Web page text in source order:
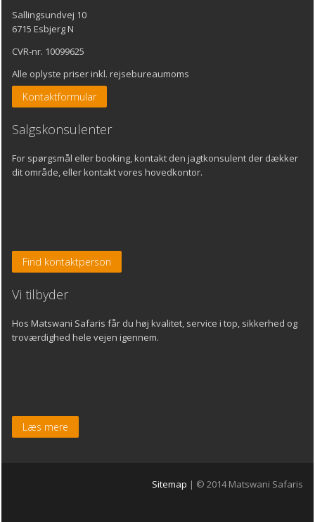
Sallingsundvej 10
6715 Esbjerg N
CVR-nr. 10099625
Alle oplyste priser inkl. rejsebureaumoms
Kontaktformular
Salgskonsulenter
For spørgsmål eller booking, kontakt den jagtkonsulent der dækker
dit område, eller kontakt vores hovedkontor.
Find kontaktperson
Vi tilbyder
Hos Matswani Safaris får du høj kvalitet, service i top, sikkerhed og
troværdighed hele vejen igennem.
Læs mere
Sitemap | © 2014 Matswani Safaris